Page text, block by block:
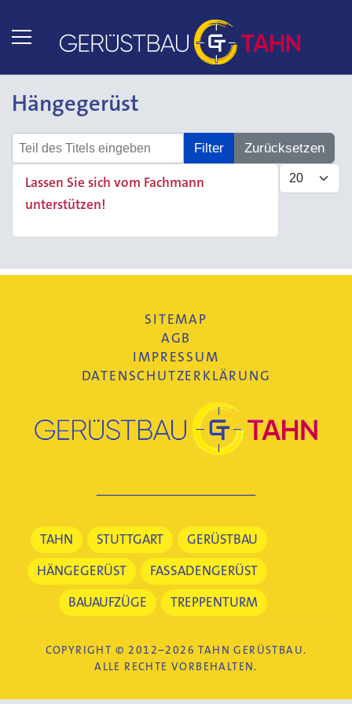
Hängegerüst
Teil des Titels eingeben Filter
Zurücksetzen
Anzeige #
Lassen Sie sich vom Fachmann
unterstützen!
SITEMAP
AGB
IMPRESSUM
DATENSCHUTZERKLÄRUNG
GERÜSTBAU
STUTTGART
TAHN
FASSADENGERÜST
HÄNGEGERÜST
TREPPENTURM
BAUAUFZÜGE
COPYRIGHT © 2012–2026 TAHN GERÜSTBAU.
ALLE RECHTE VORBEHALTEN.